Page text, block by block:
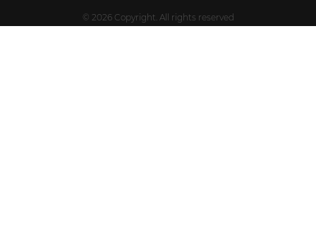
© 2026 Copyright. All rights reserved